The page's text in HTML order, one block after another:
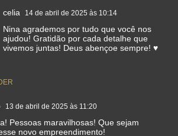
celia 14 de abril de 2025 às 10:14
Nina agrademos por tudo que você nos
ajudou! Gratidão por cada detalhe que
vivemos juntas! Deus abençoe sempre! ♥️
13 de abril de 2025 às 11:20
Pessoas maravilhosas! Que sejam
novo empreendimento!